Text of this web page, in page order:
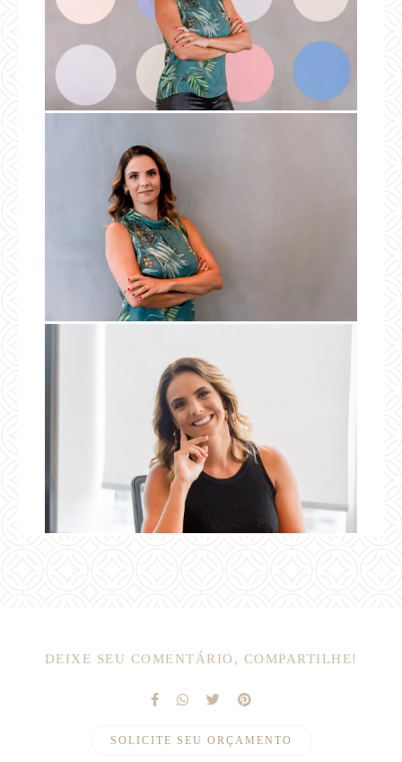
DEIXE SEU COMENTÁRIO, COMPARTILHE!
SOLICITE SEU ORÇAMENTO